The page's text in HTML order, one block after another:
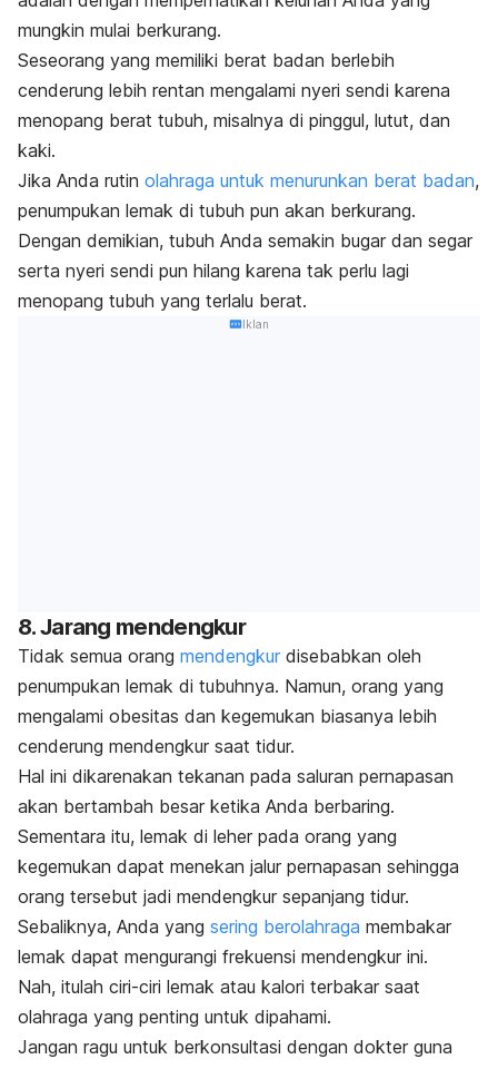
mungkin mulai berkurang.
Seseorang yang memiliki berat badan berlebih
cenderung lebih rentan mengalami nyeri sendi karena
menopang berat tubuh, misalnya di pinggul, lutut, dan
kaki.
Jika Anda rutin olahraga untuk menurunkan berat badan,
penumpukan lemak di tubuh pun akan berkurang.
Dengan demikian, tubuh Anda semakin bugar dan segar
serta nyeri sendi pun hilang karena tak perlu lagi
menopang tubuh yang terlalu berat.
Iklan
8. Jarang mendengkur
Tidak semua orang mendengkur disebabkan oleh
penumpukan lemak di tubuhnya. Namun, orang yang
mengalami obesitas dan kegemukan biasanya lebih
cenderung mendengkur saat tidur.
Hal ini dikarenakan tekanan pada saluran pernapasan
akan bertambah besar ketika Anda berbaring.
Sementara itu, lemak di leher pada orang yang
kegemukan dapat menekan jalur pernapasan sehingga
orang tersebut jadi mendengkur sepanjang tidur.
Sebaliknya, Anda yang sering berolahraga membakar
lemak dapat mengurangi frekuensi mendengkur ini.
Nah, itulah ciri-ciri lemak atau kalori terbakar saat
olahraga yang penting untuk dipahami.
Jangan ragu untuk berkonsultasi dengan dokter guna